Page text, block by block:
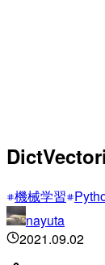
機械学習
nayuta
2021.09.02